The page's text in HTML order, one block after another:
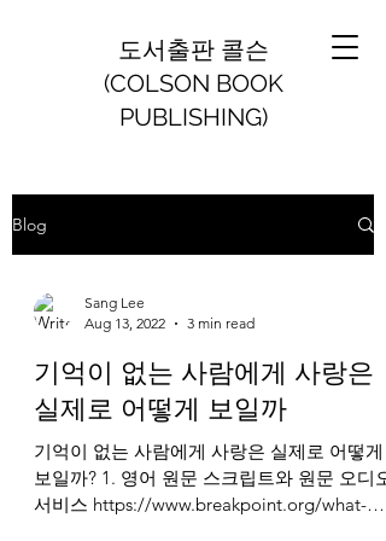
도서출판 콜슨
(COLSON BOOK
PUBLISHING)
Blog
Sang Lee
Aug 13, 2022
3 min read
기억이 없는 사람에게 사랑은
실제로 어떻게 보일까
기억이 없는 사람에게 사랑은 실제로 어떻게
보일까? 1. 영어 원문 스크립트와 원문 오디오
서비스 https://www.breakpoint.org/what-